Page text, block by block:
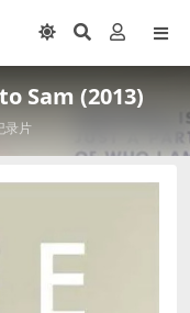
Sam (2013)
录片